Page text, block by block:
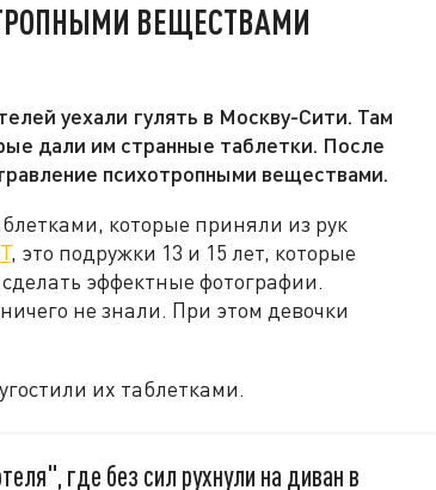
ВЕЩЕСТВАМИ
уехали гулять в Москву-Сити. Там
дали им странные таблетки. После
психотропными веществами.
которые приняли из рук
, это подружки 13 и 15 лет, которые
эффектные фотографии.
не знали. При этом девочки
их таблетками.
где без сил рухнули на диван в